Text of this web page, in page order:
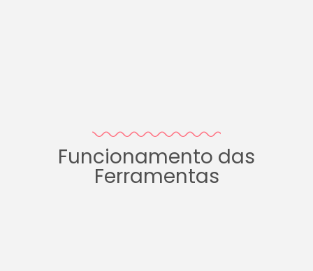
Funcionamento das
Ferramentas